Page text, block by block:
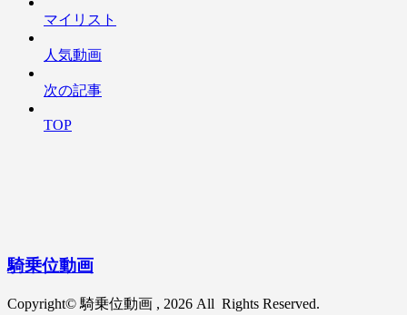
騎乗位動画
Copyright© 騎乗位動画 , 2026 All Rights Reserved.
マイリスト
人気動画
次の記事
TOP